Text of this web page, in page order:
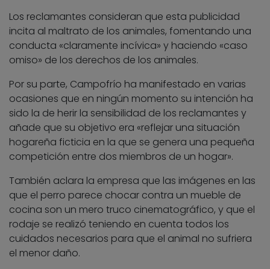
Los reclamantes consideran que esta publicidad
incita al maltrato de los animales, fomentando una
conducta «claramente incívica» y haciendo «caso
omiso» de los derechos de los animales.
Por su parte, Campofrío ha manifestado en varias
ocasiones que en ningún momento su intención ha
sido la de herir la sensibilidad de los reclamantes y
añade que su objetivo era «reflejar una situación
hogareña ficticia en la que se genera una pequeña
competición entre dos miembros de un hogar».
También aclara la empresa que las imágenes en las
que el perro parece chocar contra un mueble de
cocina son un mero truco cinematográfico, y que el
rodaje se realizó teniendo en cuenta todos los
cuidados necesarios para que el animal no sufriera
el menor daño.